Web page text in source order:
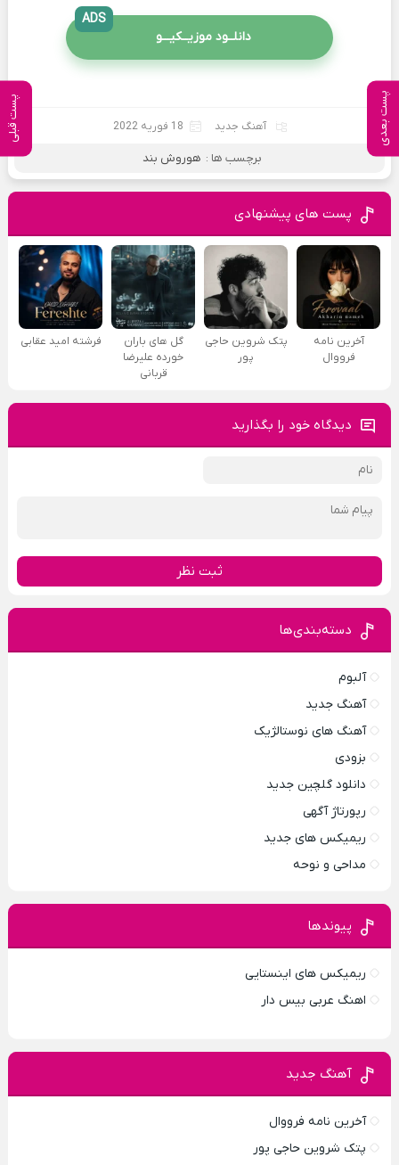
پست بعدی پست قبلی
دانلــود موزیــکیـــو
ADS
آهنگ جدید 18 فوریه 2022
برچسب ها : هوروش بند
پست های پیشنهادی
آخرین نامه
فرووال
پتک شروین حاجی
پور
گل های باران
خورده علیرضا
قربانی
فرشته امید عقابی
دیدگاه خود را بگذارید
ثبت نظر
دسته‌بندی‌ها
آلبوم
آهنگ جدید
آهنگ های نوستالژیک
بزودی
دانلود گلچین جدید
رپورتاژ آگهی
ریمیکس های جدید
مداحی و نوحه
پیوندها
ریمیکس های اینستایی
اهنگ عربی بیس دار
آهنگ جدید
آخرین نامه فرووال
پتک شروین حاجی پور